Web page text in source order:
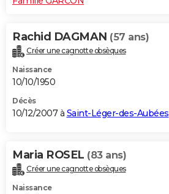
Rachid DAGMAN (57 ans)
Créer une cagnotte obsèques
Naissance
10/10/1950
Décès
10/12/2007 à Saint-Léger-des-Aubées
Maria ROSEL (83 ans)
Créer une cagnotte obsèques
Naissance